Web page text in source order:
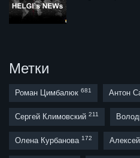
Метки
Роман Цимбалюк 681 Антон
Сергей Климовский 211
Олена Курбанова 172